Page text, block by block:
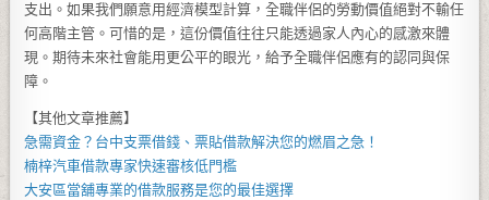
支出。如果我們願意用經濟模型計算，全職伴侶的勞動價值絕對不輸任
何高階主管。可惜的是，這份價值往往只能透過家人內心的感激來體
現。期待未來社會能用更公平的眼光，給予全職伴侶應有的認同與保
障。
【其他文章推薦】
急需資金？ 台中支票借錢 、票貼借款解決您的燃眉之急！
楠梓汽車借款專家快速審核低門檻
大安區當舖專業的借款服務是您的最佳選擇